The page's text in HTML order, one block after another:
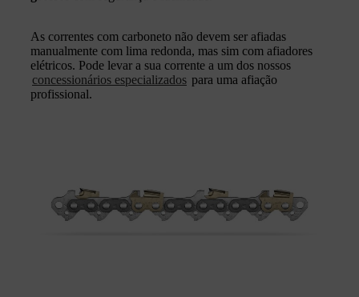
As correntes com carboneto não devem ser afiadas
manualmente com lima redonda, mas sim com afiadores
elétricos. Pode levar a sua corrente a um dos nossos
concessionários especializados para uma afiação
profissional.